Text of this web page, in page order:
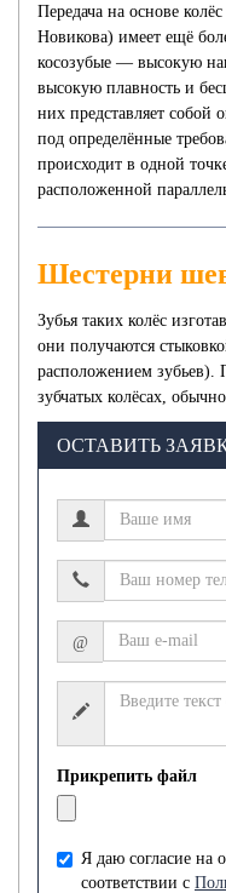
Передача на основе
Новикова) имеет ещё
косозубые — высокую
высокую плавность и
них представляет собой
под определённые
происходит в одной
расположенной
Шестерни
Зубья таких колёс
они получаются
расположением зубьев).
зубчатых колёсах,
ОСТАВИТЬ
@
Прикрепить файл
Я даю согласие на
соответствии с